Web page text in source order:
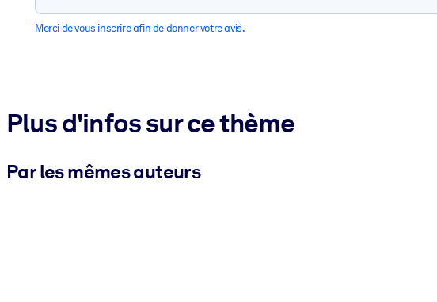
Merci de vous inscrire afin de donner votre avis.
Plus d'infos sur ce thème
Par les mêmes auteurs